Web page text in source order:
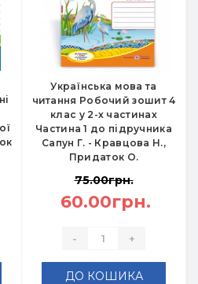
Українська мова та
читання Робочий зошит 4
клас у 2-х частинах
Частина 1 до підручника
Сапун Г. - Кравцова Н.,
Придаток О.
75.00грн.
60.00грн.
- +
ДО КОШИКА